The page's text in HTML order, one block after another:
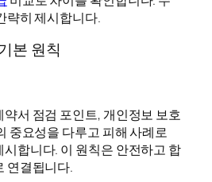
략히 제시합니다.
본 원칙
서 점검 포인트, 개인정보 보호
중요성을 다루고 피해 사례로
합니다. 이 원칙은 안전하고 합
연결됩니다.